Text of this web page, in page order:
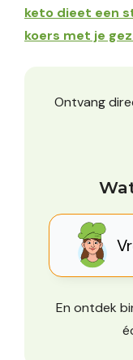
keto dieet een
koers met je
Ontvang
En ontdek